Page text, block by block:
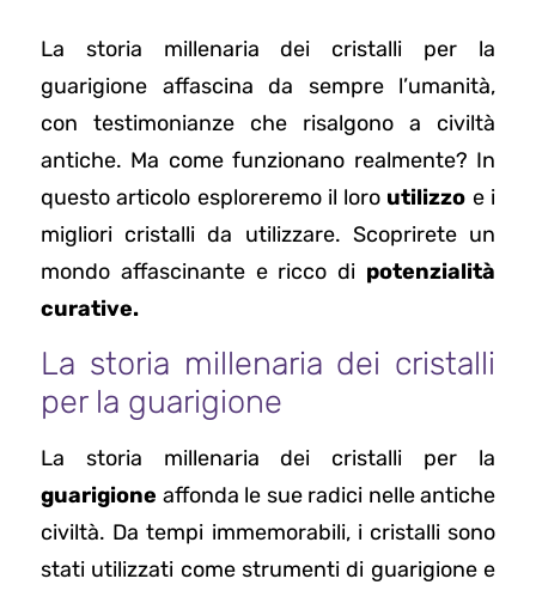
La storia millenaria dei cristalli per la
guarigione affascina da sempre l’umanità,
con testimonianze che risalgono a civiltà
antiche. Ma come funzionano realmente? In
questo articolo esploreremo il loro utilizzo e i
migliori cristalli da utilizzare. Scoprirete un
mondo affascinante e ricco di potenzialità
curative.
La storia millenaria dei cristalli
per la guarigione
La storia millenaria dei cristalli per la
guarigione affonda le sue radici nelle antiche
civiltà. Da tempi immemorabili, i cristalli sono
stati utilizzati come strumenti di guarigione e